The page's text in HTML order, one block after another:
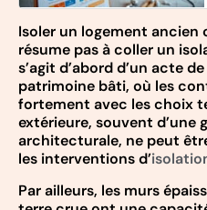
Isoler un logement ancien
résume pas à coller un
s’agit d’abord d’un acte de
patrimoine bâti, où les
fortement avec les choix
extérieure, souvent d’une
architecturale, ne peut
les interventions d’
Par ailleurs, les murs